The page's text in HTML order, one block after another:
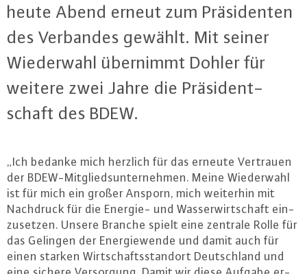
heute Abend erneut zum Prä­si­den­ten
des Verbandes gewählt. Mit seiner
Wie­der­wahl übernimmt Dohler für
weitere zwei Jahre die Prä­si­dent­
schaft des BDEW.
„Ich bedanke mich herzlich für das erneute Vertrauen
der BDEW-Mit­glieds­un­ter­neh­men. Meine Wie­der­wahl
ist für mich ein großer Ansporn, mich weiterhin mit
Nachdruck für die Energie- und Was­ser­wirt­schaft ein­
zu­set­zen. Unsere Branche spielt eine zentrale Rolle für
das Gelingen der En­er­gie­wen­de und damit auch für
einen starken Wirt­schafts­stand­ort Deutsch­land und